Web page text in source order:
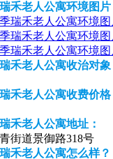
禾老人公寓环境图片
禾老人公寓收治对象
禾老人公寓收费价格
禾老人公寓地址：
街道景御路318号
禾老人公寓怎么样？